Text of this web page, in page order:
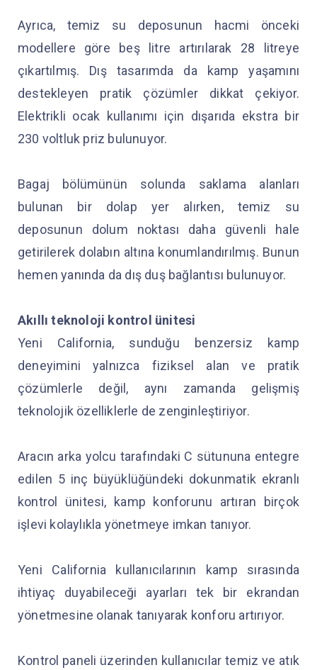
Ayrıca, temiz su deposunun hacmi önceki
modellere göre beş litre artırılarak 28 litreye
çıkartılmış. Dış tasarımda da kamp yaşamını
destekleyen pratik çözümler dikkat çekiyor.
Elektrikli ocak kullanımı için dışarıda ekstra bir
230 voltluk priz bulunuyor.
Bagaj bölümünün solunda saklama alanları
bulunan bir dolap yer alırken, temiz su
deposunun dolum noktası daha güvenli hale
getirilerek dolabın altına konumlandırılmış. Bunun
hemen yanında da dış duş bağlantısı bulunuyor.
Akıllı teknoloji kontrol ünitesi
Yeni California, sunduğu benzersiz kamp
deneyimini yalnızca fiziksel alan ve pratik
çözümlerle değil, aynı zamanda gelişmiş
teknolojik özelliklerle de zenginleştiriyor.
Aracın arka yolcu tarafındaki C sütununa entegre
edilen 5 inç büyüklüğündeki dokunmatik ekranlı
kontrol ünitesi, kamp konforunu artıran birçok
işlevi kolaylıkla yönetmeye imkan tanıyor.
Yeni California kullanıcılarının kamp sırasında
ihtiyaç duyabileceği ayarları tek bir ekrandan
yönetmesine olanak tanıyarak konforu artırıyor.
Kontrol paneli üzerinden kullanıcılar temiz ve atık